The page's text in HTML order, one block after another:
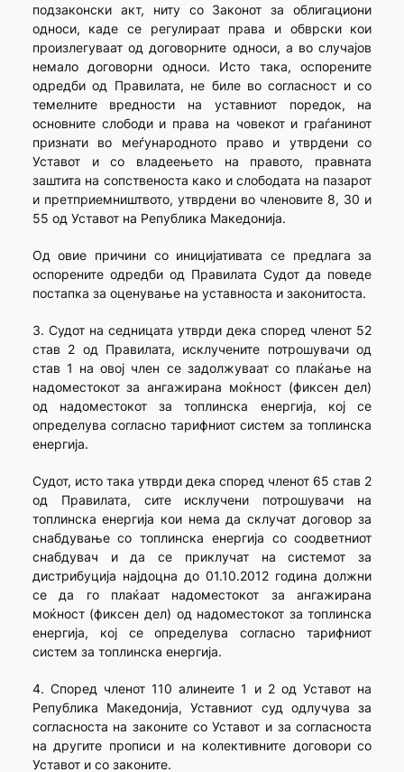
подзаконски акт, ниту со Законот за облигациони
односи, каде се регулираат права и обврски кои
произлегуваат од договорните односи, а во случајов
немало договорни односи. Исто така, оспорените
одредби од Правилата, не биле во согласност и со
темелните вредности на уставниот поредок, на
основните слободи и права на човекот и граѓанинот
признати во меѓународното право и утврдени со
Уставот и со владеењето на правото, правната
заштита на сопственоста како и слободата на пазарот
и претприемништвото, утврдени во членовите 8, 30 и
55 од Уставот на Република Македонија.
Од овие причини со иницијативата се предлага за
оспорените одредби од Правилата Судот да поведе
постапка за оценување на уставноста и законитоста.
3. Судот на седницата утврди дека според членот 52
став 2 од Правилата, исклучените потрошувачи од
став 1 на овој член се задолжуваат со плаќање на
надоместокот за ангажирана моќност (фиксен дел)
од надоместокот за топлинска енергија, кој се
определува согласно тарифниот систем за топлинска
енергија.
Судот, исто така утврди дека според членот 65 став 2
од Правилата, сите исклучени потрошувачи на
топлинска енергија кои нема да склучат договор за
снабдување со топлинска енергија со соодвет­ниот
снабдувач и да се приклучат на системот за
дистрибуција најдоцна до 01.10.2012 година должни
се да го плаќаат надоместокот за ангажирана
моќност (фиксен дел) од надоместокот за топлинска
енергија, кој се определува согласно тарифниот
систем за топлин­ска енергија.
4. Според членот 110 алинеите 1 и 2 од Уставот на
Република Македонија, Уставниот суд одлучува за
согласнос­та на законите со Уставот и за согласноста
на другите прописи и на колективните договори со
Уставот и со законите.